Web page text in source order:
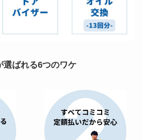
選ばれる6つのワケ